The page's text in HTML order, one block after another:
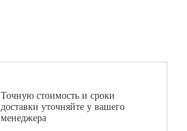
Точную стоимость и сроки
доставки уточняйте у вашего
менеджера